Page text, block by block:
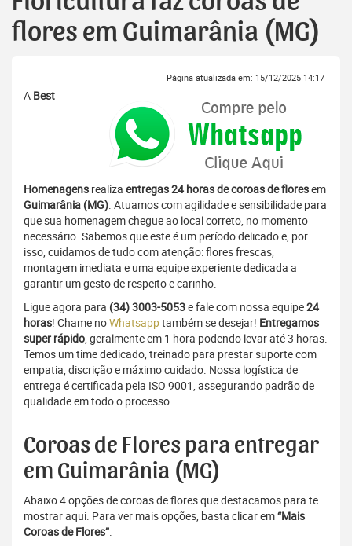
flores em Guimarânia (MG)
Página atualizada em: 15/12/2025 14:17
A Best
Homenagens realiza entregas 24 horas de coroas de floresem
Guimarânia (MG). Atuamos com agilidade e sensibilidade para
que sua homenagem chegue ao local correto, no momento
necessário. Sabemos que este é um período delicado e, por
isso, cuidamos de tudo com atenção: flores frescas,
montagem imediata e uma equipe experiente dedicada a
garantir um gesto de respeito e carinho.
Ligue agora para (34) 3003-5053e fale com nossa equipe24
horas! Chame noWhatsapptambém se desejar! Entregamos
super rápido, geralmente em 1 hora podendo levar até 3 horas.
Temos um time dedicado, treinado para prestar suporte com
empatia, discrição e máximo cuidado. Nossa logística de
entrega é certificada pela ISO 9001, assegurando padrão de
qualidade em todo o processo.
Coroas de Flores para entregar
em Guimarânia (MG)
Abaixo 4 opções de coroas de flores que destacamos para te
mostrar aqui. Para ver mais opções, basta clicar em“Mais
Coroas de Flores”.